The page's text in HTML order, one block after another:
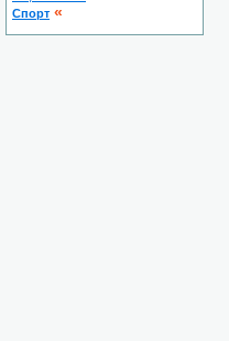
Спорт «